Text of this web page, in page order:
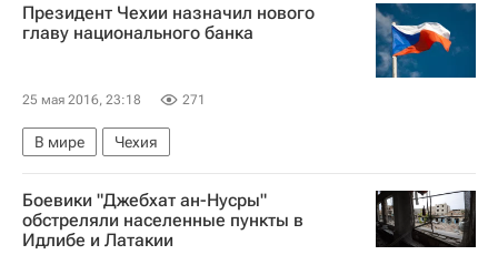
США
Президент Чехии назначил нового
главу национального банка
25 мая 2016, 23:18 271
В мире Чехия
Боевики "Джебхат ан-Нусры"
обстреляли населенные пункты в
Идлибе и Латакии